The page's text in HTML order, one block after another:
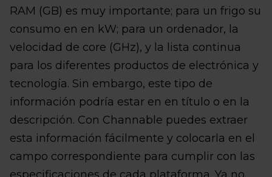
RAM (GB) es muy importante; para un frigo su
consumo en en kW; para un ordenador, la
velocidad de core (GHz), y la lista continua
para los diferentes productos de electrónica y
tecnología. Sin embargo, este tipo de
información podría estar en en título o en la
descripción. Con Channable puedes extraer
esta información fácilmente y colocarla en el
campo correspondiente para cumplir con las
especificaciones de cada plataforma. Ya no